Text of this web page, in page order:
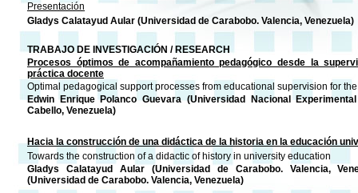
Presentación
Gladys Calatayud Aular (Universidad de Carabobo. Valencia, Venezuela)
TRABAJO DE INVESTIGACIÓN / RESEARCH
Procesos óptimos de acompañamiento pedagógico desde la
práctica docente
Optimal pedagogical support processes from educational supervision for
Edwin Enrique Polanco Guevara (Universidad Nacional
Cabello, Venezuela)
Hacia la construcción de una didáctica de la historia en la educación
Towards the construction of a didactic of history in university education
Gladys Calatayud Aular (Universidad de Carabobo. Valencia,
(Universidad de Carabobo. Valencia, Venezuela)